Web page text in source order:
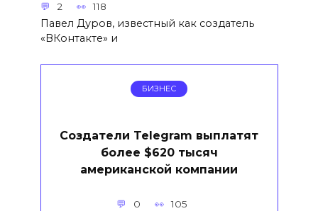
2 118
Павел Дуров, известный как создатель
«ВКонтакте» и
БИЗНЕС
Создатели Telegram выплатят
более $620 тысяч
американской компании
0 105